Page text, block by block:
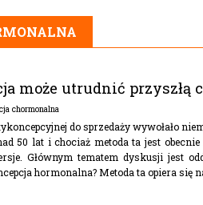
może utrudnić przyszłą
chormonalna
do sprzedaży wywołało
50 lat i chociaż metoda ta jest
Głównym tematem dyskusji jest
hormonalna? Metoda ta opiera się